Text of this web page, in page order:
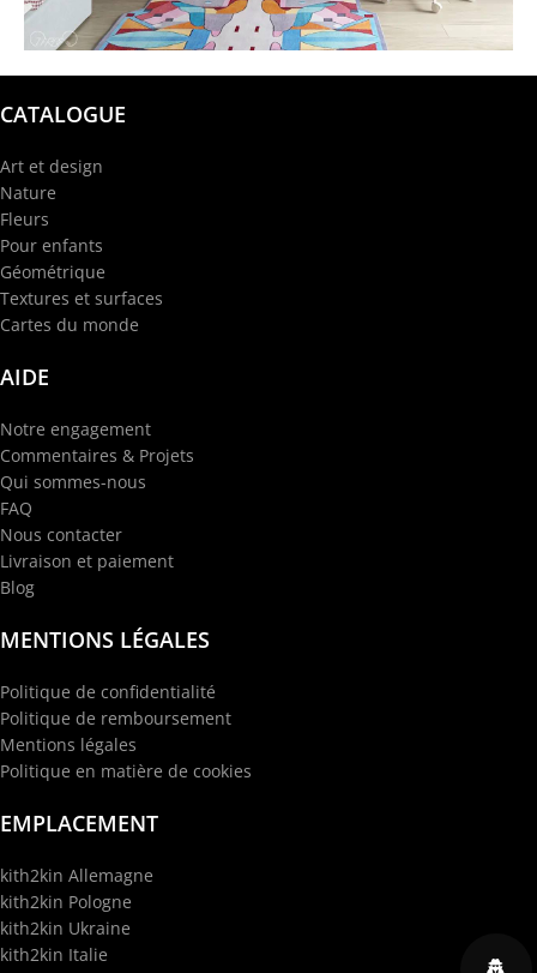
@garba.design
CATALOGUE
Art et design
Nature
Fleurs
Pour enfants
Géométrique
Textures et surfaces
Cartes du monde
AIDE
Notre engagement
Commentaires & Projets
Qui sommes-nous
FAQ
Nous contacter
Livraison et paiement
Blog
MENTIONS LÉGALES
Politique de confidentialité
Politique de remboursement
Mentions légales
Politique en matière de cookies
EMPLACEMENT
kith2kin Allemagne
kith2kin Pologne
kith2kin Ukraine
kith2kin Italie